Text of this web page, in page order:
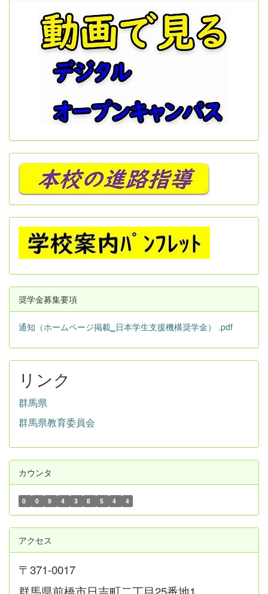
奨学金募集要項
通知（ホームページ掲載‗日本学生支援機構奨学金） .pdf
リンク
群馬県
群馬県教育委員会
カウンタ
0 0 9 4 3 8 5 4 4
アクセス
〒371-0017